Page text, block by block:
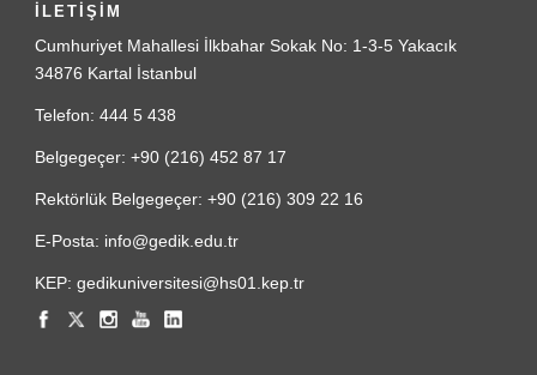
İLETİŞİM
Cumhuriyet Mahallesi İlkbahar Sokak No: 1-3-5 Yakacık
34876 Kartal İstanbul
Telefon: 444 5 438
Belgegeçer: +90 (216) 452 87 17
Rektörlük Belgegeçer: +90 (216) 309 22 16
E-Posta: info@gedik.edu.tr
KEP: gedikuniversitesi@hs01.kep.tr